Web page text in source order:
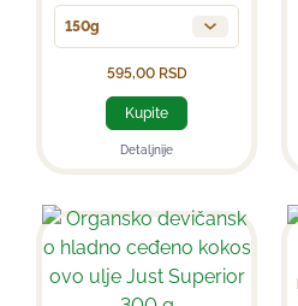
150g
595,00 RSD
Kupite
Detaljnije